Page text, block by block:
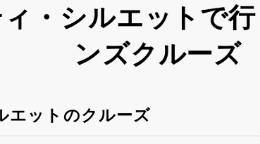
・シルエットで
ンズクルーズ
エットのクルーズ